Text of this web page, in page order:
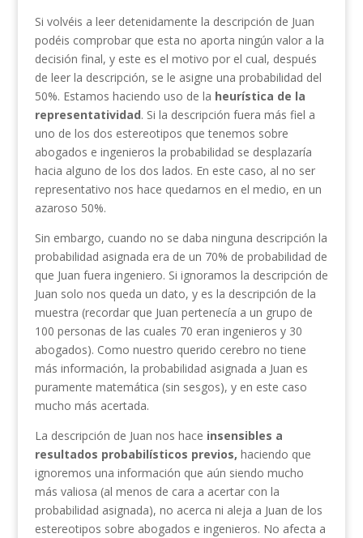
Si volvéis a leer detenidamente la descripción de Juan
podéis comprobar que esta no aporta ningún valor a la
decisión final, y este es el motivo por el cual, después
de leer la descripción, se le asigne una probabilidad del
50%. Estamos haciendo uso de la heurística de la
representatividad. Si la descripción fuera más fiel a
uno de los dos estereotipos que tenemos sobre
abogados e ingenieros la probabilidad se desplazaría
hacia alguno de los dos lados. En este caso, al no ser
representativo nos hace quedarnos en el medio, en un
azaroso 50%.
Sin embargo, cuando no se daba ninguna descripción la
probabilidad asignada era de un 70% de probabilidad de
que Juan fuera ingeniero. Si ignoramos la descripción de
Juan solo nos queda un dato, y es la descripción de la
muestra (recordar que Juan pertenecía a un grupo de
100 personas de las cuales 70 eran ingenieros y 30
abogados). Como nuestro querido cerebro no tiene
más información, la probabilidad asignada a Juan es
puramente matemática (sin sesgos), y en este caso
mucho más acertada.
La descripción de Juan nos hace insensibles a
resultados probabilísticos previos, haciendo que
ignoremos una información que aún siendo mucho
más valiosa (al menos de cara a acertar con la
probabilidad asignada), no acerca ni aleja a Juan de los
estereotipos sobre abogados e ingenieros. No afecta a